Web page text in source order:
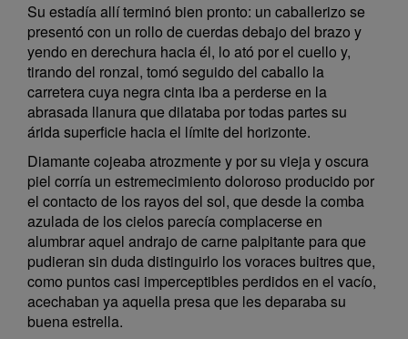
Su estadía allí terminó bien pronto: un caballerizo se
presentó con un rollo de cuerdas debajo del brazo y
yendo en derechura hacia él, lo ató por el cuello y,
tirando del ronzal, tomó seguido del caballo la
carretera cuya negra cinta iba a perderse en la
abrasada llanura que dilataba por todas partes su
árida superficie hacia el límite del horizonte.
Diamante cojeaba atrozmente y por su vieja y oscura
piel corría un estremecimiento doloroso producido por
el contacto de los rayos del sol, que desde la comba
azulada de los cielos parecía complacerse en
alumbrar aquel andrajo de carne palpitante para que
pudieran sin duda distinguirlo los voraces buitres que,
como puntos casi imperceptibles perdidos en el vacío,
acechaban ya aquella presa que les deparaba su
buena estrella.